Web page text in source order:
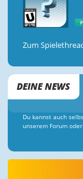
Zum
DEINE NEWS
Du kannst auch
unserem Forum